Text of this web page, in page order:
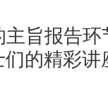
主旨报告
的精彩